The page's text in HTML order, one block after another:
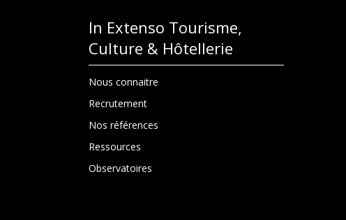
In Extenso Tourisme,
Culture & Hôtellerie
Nous connaitre
Recrutement
Nos références
Ressources
Observatoires